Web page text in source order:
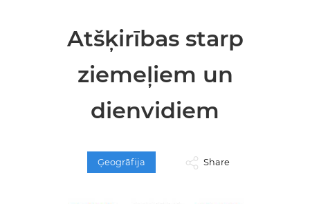
Atšķirības starp
ziemeļiem un
dienvidiem
Ģeogrāfija Share